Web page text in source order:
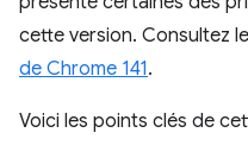
cette version. Consultez
de Chrome 141.
Voici les points clés de